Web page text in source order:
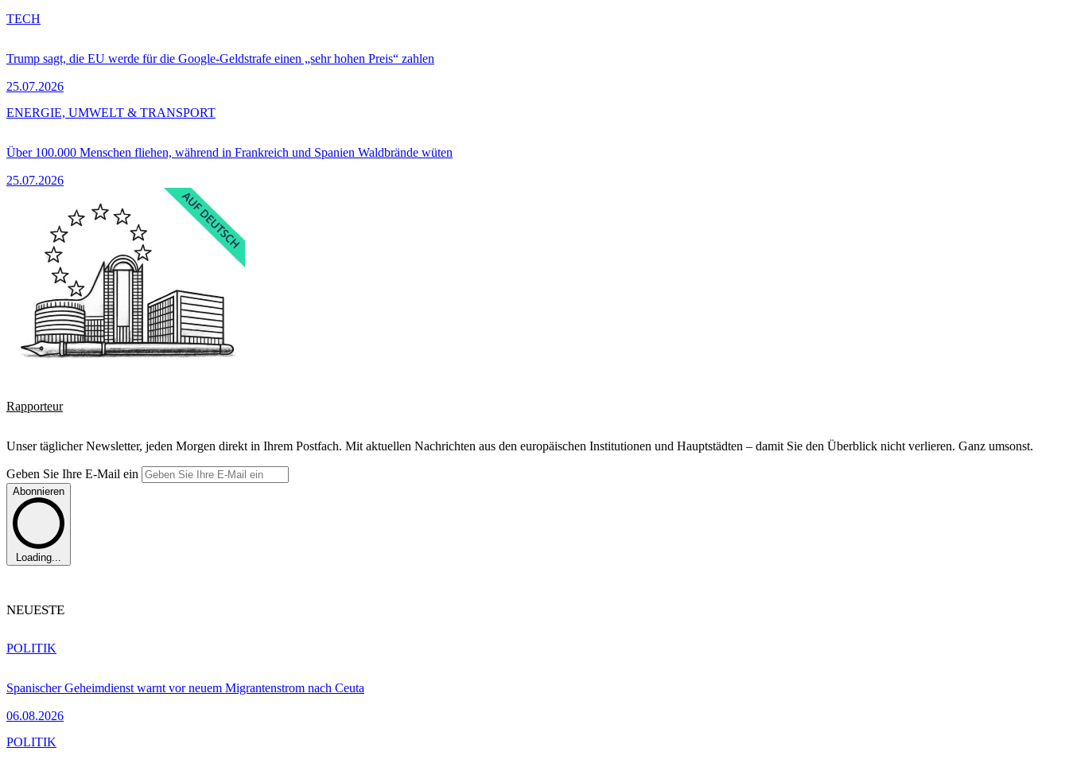
Trump sagt, die EU werde für die Google-Geldstrafe einen „sehr hohen Preis“ zahlen
25.07.2026
TECH
Über 100.000 Menschen fliehen, während in Frankreich und Spanien Waldbrände wüten
25.07.2026
ENERGIE, UMWELT & TRANSPORT
Rapporteur
Unser täglicher Newsletter, jeden Morgen direkt in Ihrem Postfach. Mit aktuellen Nachrichten aus den europäischen Institutionen und Hauptstädten – damit Sie den Überblick nicht verlieren. Ganz umsonst.
Geben Sie Ihre E-Mail ein
Abonnieren
Loading...
NEUESTE
Spanischer Geheimdienst warnt vor neuem Migrantenstrom nach Ceuta
06.08.2026
POLITIK
POLITIK